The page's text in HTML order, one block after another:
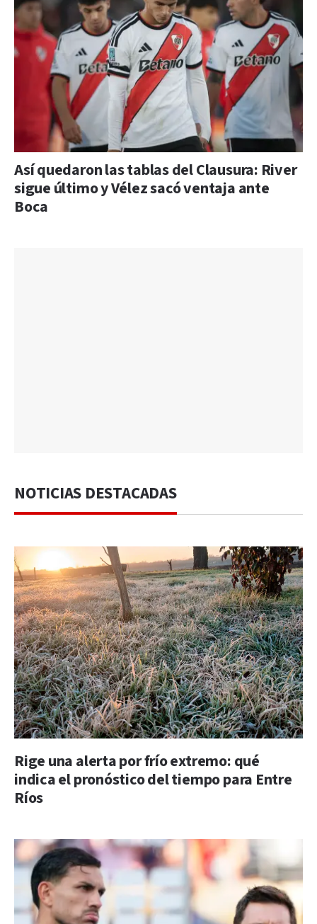
Así quedaron las tablas del Clausura: River
sigue último y Vélez sacó ventaja ante
Boca
NOTICIAS DESTACADAS
Rige una alerta por frío extremo: qué
indica el pronóstico del tiempo para Entre
Ríos